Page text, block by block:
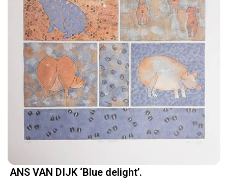
ANS VAN DIJK ‘Blue delight’.